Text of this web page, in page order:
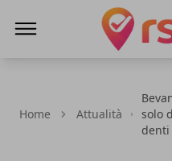
Home Attualità
solo
denti